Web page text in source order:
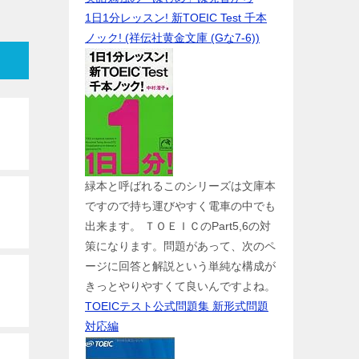
1日1分レッスン! 新TOEIC Test 千本
ノック! (祥伝社黄金文庫 (Gな7-6))
緑本と呼ばれるこのシリーズは文庫本
ですので持ち運びやすく電車の中でも
出来ます。 ＴＯＥＩＣのPart5,6の対
策になります。問題があって、次のペ
ージに回答と解説という単純な構成が
きっとやりやすくて良いんですよね。
TOEICテスト公式問題集 新形式問題
対応編